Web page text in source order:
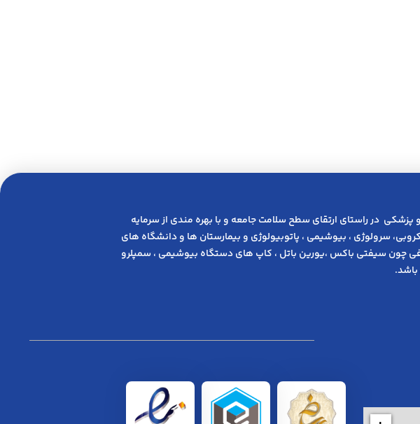
در راﺳﺘﺎی ارﺗﻘﺎی ﺳﻄﺢ ﺳﻼﻣﺖ ﺟﺎﻣﻌﻪ و ﺑﺎ ﺑﻬﺮه ﻣﻨﺪی از ﺳﺮﻣﺎﯾﻪ
ﺳﺮوﻟﻮژی ، ﺑﯿﻮﺷﯿﻤﯽ ، پاتوبیولوژی و بیمارستان ها و دانشگاه های
چون سیفتی باکس ،یورین باتل ، کاپ های دستگاه بیوشیمی ، سمپلرو